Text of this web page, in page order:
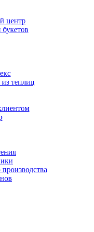
центр
букетов
теплиц